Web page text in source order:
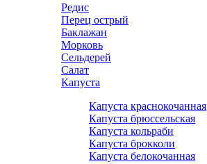
Редис
Перец острый
Баклажан
Морковь
Сельдерей
Салат
Капуста
Капуста краснокочанная
Капуста брюссельская
Капуста кольраби
Капуста брокколи
Капуста белокочанная